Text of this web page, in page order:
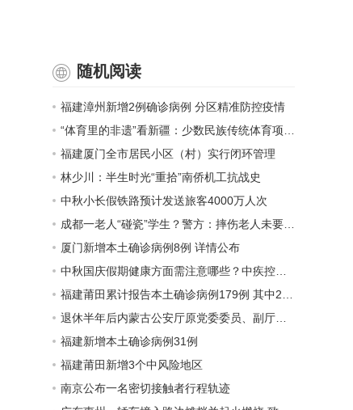
随机阅读
福建漳州新增2例确诊病例 分区精准防控疫情
福建厦门全市居民小区（村）实行闭环管理
林少川：半生时光“重拾”南侨机工抗战史
中秋小长假铁路预计发送旅客4000万人次
厦门新增本土确诊病例8例 详情公布
福建新增本土确诊病例31例
福建莆田新增3个中风险地区
南京公布一名密切接触者行程轨迹